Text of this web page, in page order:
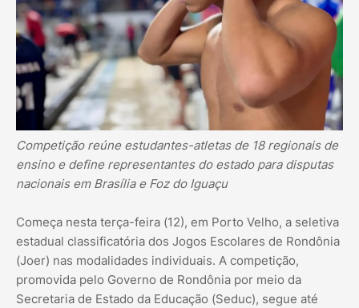
Competição reúne estudantes-atletas de 18 regionais de
ensino e define representantes do estado para disputas
nacionais em Brasília e Foz do Iguaçu
Começa nesta terça-feira (12), em Porto Velho, a seletiva
estadual classificatória dos Jogos Escolares de Rondônia
(Joer) nas modalidades individuais. A competição,
promovida pelo Governo de Rondônia por meio da
Secretaria de Estado da Educação (Seduc), segue até